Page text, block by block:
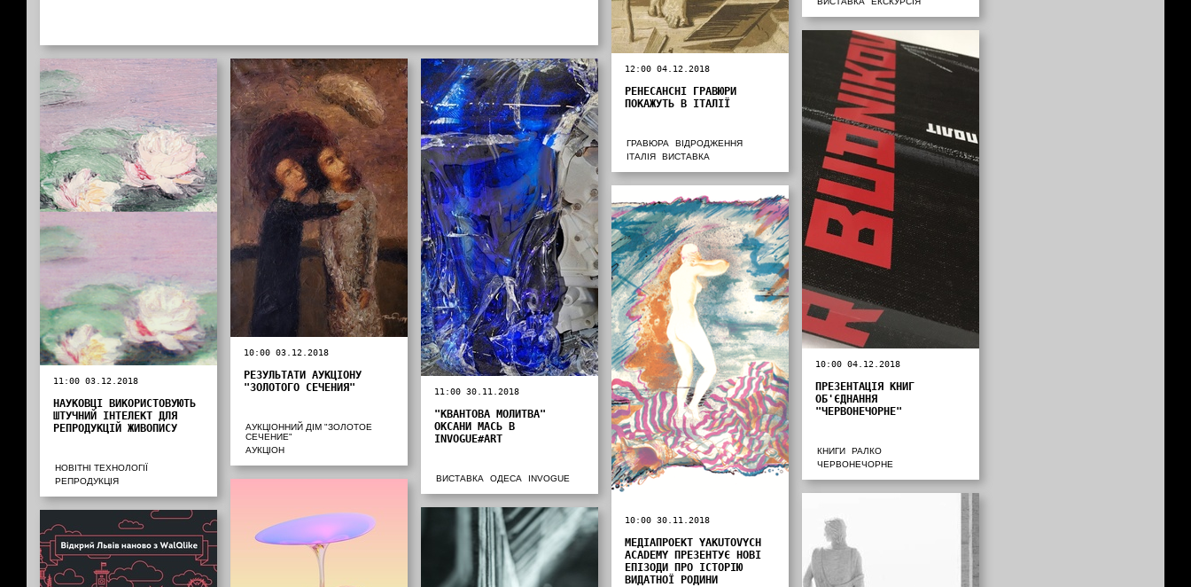
12:00 04.12.2018
РЕНЕСАНСНІ ГРАВЮРИ
ПОКАЖУТЬ В ІТАЛІЇ
ГРАВЮРА
ВІДРОДЖЕННЯ
ІТАЛІЯ
ВИСТАВКА
10:00 04.12.2018
ПРЕЗЕНТАЦІЯ КНИГ
ОБ'ЄДНАННЯ
"ЧЕРВОНЕЧОРНЕ"
КНИГИ
РАЛКО
ЧЕРВОНЕЧОРНЕ
11:00 03.12.2018
НАУКОВЦІ ВИКОРИСТОВУЮТЬ
ШТУЧНИЙ ІНТЕЛЕКТ ДЛЯ
РЕПРОДУКЦІЙ ЖИВОПИСУ
НОВІТНІ ТЕХНОЛОГІЇ
РЕПРОДУКЦІЯ
10:00 03.12.2018
РЕЗУЛЬТАТИ АУКЦІОНУ
"ЗОЛОТОГО СЕЧЕНИЯ"
АУКЦІОННИЙ ДІМ "ЗОЛОТОЕ
СЕЧЕНИЕ"
АУКЦІОН
11:00 30.11.2018
"КВАНТОВА МОЛИТВА"
ОКСАНИ МАСЬ В
INVOGUE#ART
ВИСТАВКА ОДЕСА INVOGUE
10:00 30.11.2018
МЕДІАПРОЕКТ YAKUTOVYCH
ACADEMY ПРЕЗЕНТУЄ НОВІ
ЕПІЗОДИ ПРО ІСТОРІЮ
ВИДАТНОЇ РОДИНИ